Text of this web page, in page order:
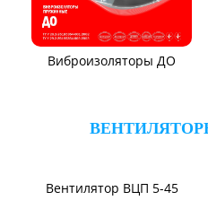
Вентилятор ВР104-79-9-3